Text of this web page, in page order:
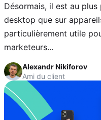
Désormais, il est au
desktop que sur
particulièrement utile
marketeurs...
Alexandr Nikiforov
Ami du client